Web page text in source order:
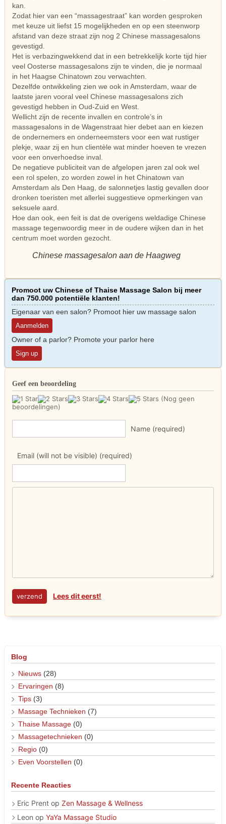
kan.
Zodat hier van een “massagestraat” kan worden gesproken
met keuze uit liefst 15 mogelijkheden en op een steenworp
afstand van deze straat zijn nog 2 Chinese massagesalons
gevestigd.
Het is verbazingwekkend dat in een betrekkelijk korte tijd hier
veel Oosterse massagesalons zijn te vinden, die je normaal
in het Haagse Chinatown zou verwachten.
Dezelfde ontwikkeling zien we ook in Amsterdam, waar de
laatste jaren vooral veel Chinese massagesalons zich
gevestigd hebben in Oud-Zuid en West.
Wellicht zijn de recente invallen en controle’s in
massagesalons in de Wagenstraat hier debet aan en kiezen
de ondernemers en onderneemsters voor een wat rustiger
plekje, waar zij en hun clientèle wat minder hoeven te vrezen
voor een onverhoedse inval.
De negatieve publiciteit van de afgelopen jaren zal ook wel
een rol spelen, zo worden zowel in het Chinatown van
Amsterdam als Den Haag, de salonnetjes lastig gevallen door
dronken toeristen met allerlei suggestieve opmerkingen van
seksuele aard.
Hoe dan ook, een feit is dat de overigens weldadige Chinese
massage tegenwoordig meer in de oudere wijken dan in het
centrum moet worden gezocht.
Chinese massagesalon aan de Haagweg
Promoot uw Chinese of Thaise Massage Salon bij meer
dan 750.000 potentiële klanten!
Eigenaar van een salon? Promoot hier uw massage salon
Aanmelden
Owner of a parlor? Promote your parlor here
Sign up
Geef een beoordeling
(Nog geen
beoordelingen)
Name (required)
Email (will not be visible) (required)
Lees dit eerst!
Blog
Nieuws (28)
Ervaringen (8)
Tips (3)
Massage Technieken (7)
Thaise Massage (0)
Massagetechnieken (0)
Regio (0)
Even Voorstellen (0)
Recente Reacties
Eric Prent op Zen Massage & Wellness
Leon op YaYa Massage Studio